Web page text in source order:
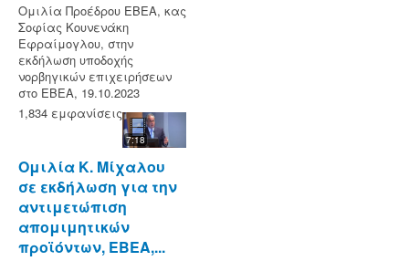
Ομιλία Προέδρου ΕΒΕΑ, κας
Σοφίας Κουνενάκη
Εφραίμογλου, στην
εκδήλωση υποδοχής
νορβηγικών επιχειρήσεων
στο ΕΒΕΑ, 19.10.2023
1,834 εμφανίσεις
7:18
Ομιλία Κ. Μίχαλου
σε εκδήλωση για την
αντιμετώπιση
απομιμητικών
προϊόντων, ΕΒΕΑ,...